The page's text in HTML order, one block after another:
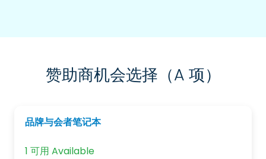
赞助商机会选择（A 项）
品牌与会者笔记本
1 可用 Available